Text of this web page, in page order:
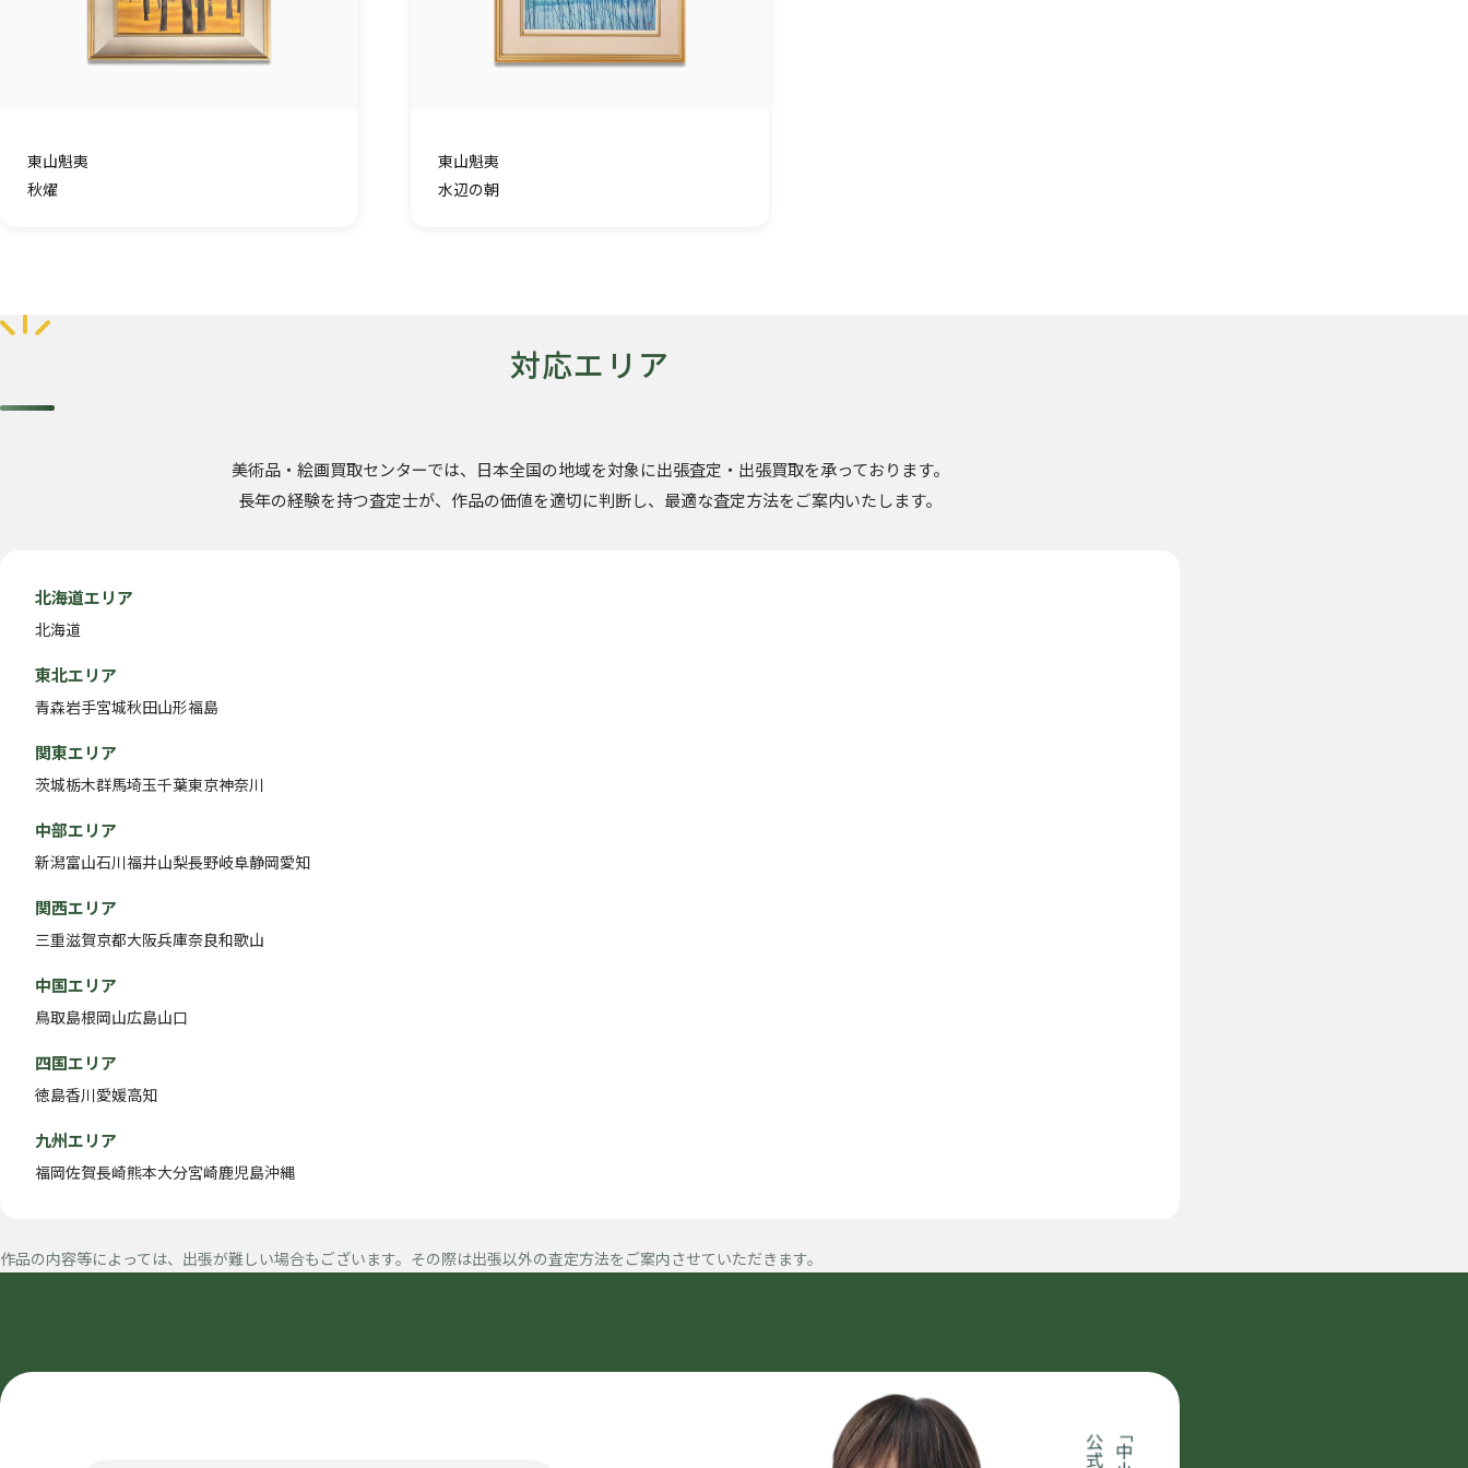
東山魁夷
秋燿
東山魁夷
水辺の朝
対応エリア
美術品・絵画買取センターでは、日本全国の地域を対象に出張査定・出張買取を承っております。
長年の経験を持つ査定士が、作品の価値を適切に判断し、最適な査定方法をご案内いたします。
北海道エリア
北海道
東北エリア
青森岩手宮城秋田山形福島
関東エリア
茨城栃木群馬埼玉千葉東京神奈川
中部エリア
新潟富山石川福井山梨長野岐阜静岡愛知
関西エリア
三重滋賀京都大阪兵庫奈良和歌山
中国エリア
鳥取島根岡山広島山口
四国エリア
徳島香川愛媛高知
九州エリア
福岡佐賀長崎熊本大分宮崎鹿児島沖縄
作品の内容等によっては、出張が難しい場合もございます。その際は出張以外の査定方法をご案内させていただきます。